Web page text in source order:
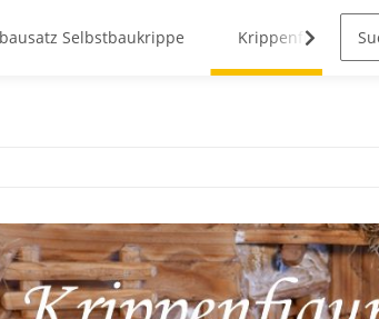
Selbstbaukrippe Krippenfiguren